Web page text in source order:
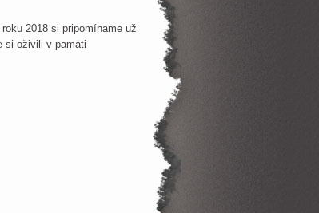
2018 si pripomíname už
si oživili v pamäti